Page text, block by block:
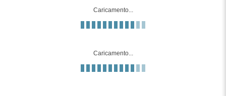
Caricamento...
Caricamento...